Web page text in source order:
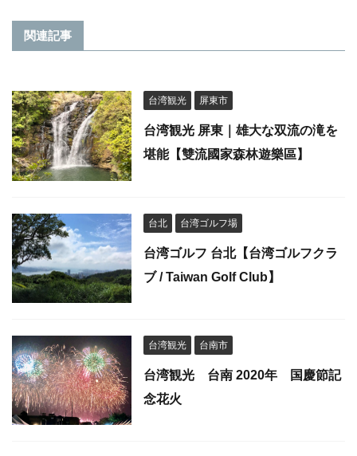
関連記事
台湾観光 屏東市
台湾観光 屏東｜雄大な双流の滝を
堪能【雙流國家森林遊樂區】
台北 台湾ゴルフ場
台湾ゴルフ 台北【台湾ゴルフクラ
ブ / Taiwan Golf Club】
台湾観光 台南市
台湾観光 台南 2020年 国慶節記
念花火